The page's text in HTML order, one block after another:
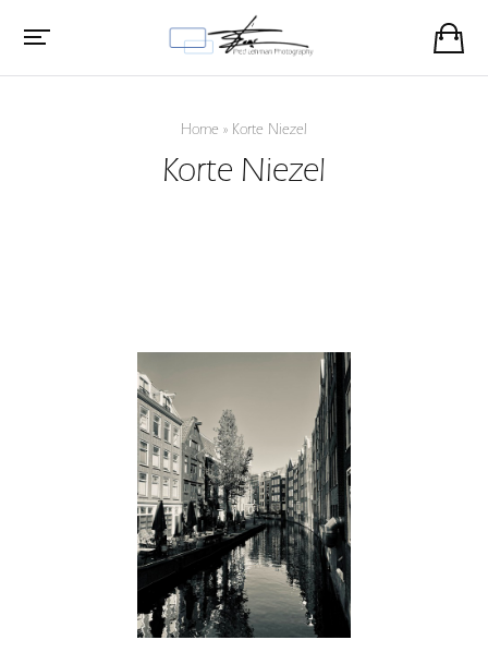
Home » Korte Niezel
Korte Niezel